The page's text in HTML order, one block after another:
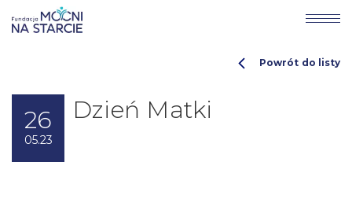
26
05.23
Dzień Matki
Powrót do listy